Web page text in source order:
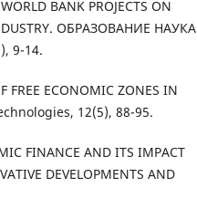
BANK PROJECTS ON
ОБРАЗОВАНИЕ НАУКА
9-14.
ECONOMIC ZONES IN
12(5), 88-95.
FINANCE AND ITS IMPACT
DEVELOPMENTS AND